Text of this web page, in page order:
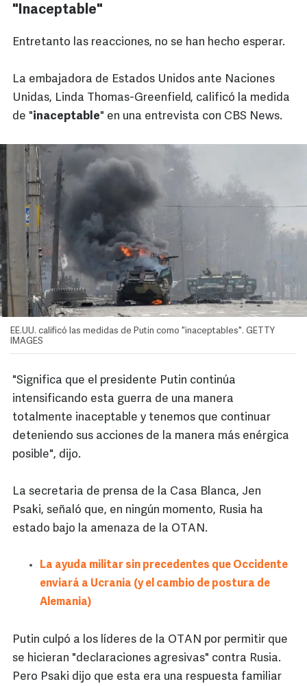
"Inaceptable"
Entretanto las reacciones, no se han hecho esperar.
La embajadora de Estados Unidos ante Naciones
Unidas, Linda Thomas-Greenfield, calificó la medida
de "inaceptable" en una entrevista con CBS News.
EE.UU. calificó las medidas de Putin como "inaceptables". GETTY
IMAGES
"Significa que el presidente Putin continúa
intensificando esta guerra de una manera
totalmente inaceptable y tenemos que continuar
deteniendo sus acciones de la manera más enérgica
posible", dijo.
La secretaria de prensa de la Casa Blanca, Jen
Psaki, señaló que, en ningún momento, Rusia ha
estado bajo la amenaza de la OTAN.
La ayuda militar sin precedentes que Occidente
enviará a Ucrania (y el cambio de postura de
Alemania)
Putin culpó a los líderes de la OTAN por permitir que
se hicieran "declaraciones agresivas" contra Rusia.
Pero Psaki dijo que esta era una respuesta familiar